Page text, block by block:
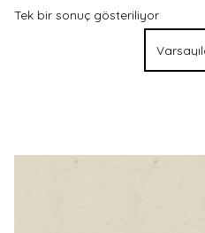
Tek bir sonuç gösteriliyor